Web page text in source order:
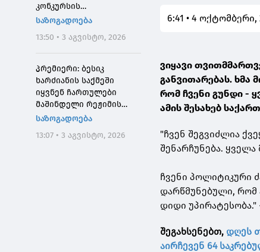
კონკურსის
მონაწილეებისთვის
განაცხადების მიღება 4
აგვისტოს 10:00
საათიდან დაიწყება
საზოგადოება
13:50 • 3 აგვისტო, 2026
პრემიერი: ბესიკ
ხარძიანის საქმეში
იყვნენ ჩართულები
მაშინდელი რეჟიმის
მაღალჩინოსნები, ეს
შეგვახსენებს იმას, თუ
საზოგადოება
13:07 • 3 აგვისტო, 2026
6:41 • 4 ოქტომბერი,
ვიყავი
განვითარებას. ხმა
რომ ჩვენი გუნდი -
ამის შესახებ
"ჩვენ შეგვიძლია
შენარჩუნება.
ჩვენი პოლიტიკური
დარწმუნებული, რომ
დიდი
შეგახსენებთ, დღეს
აირჩევენ 64